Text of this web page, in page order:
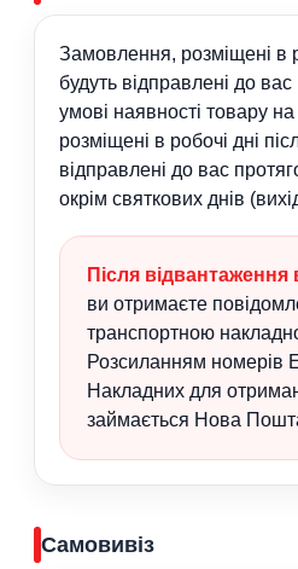
Замовлення, розміщені в
будуть відправлені до
умові наявності товару
розміщені в робочі дні
відправлені до вас
окрім святкових днів
Після
ви отримаєте
транспортною
Розсиланням номерів
Накладних для
займається Нова
Самовивіз